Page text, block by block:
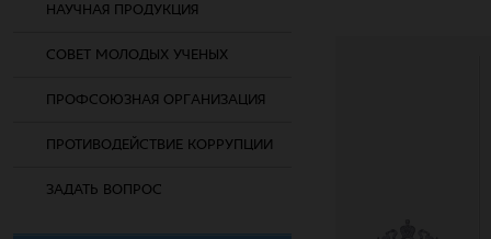
НАУЧНАЯ ПРОДУКЦИЯ
СОВЕТ МОЛОДЫХ УЧЕНЫХ
ПРОФСОЮЗНАЯ ОРГАНИЗАЦИЯ
ПРОТИВОДЕЙСТВИЕ КОРРУПЦИИ
ЗАДАТЬ ВОПРОС